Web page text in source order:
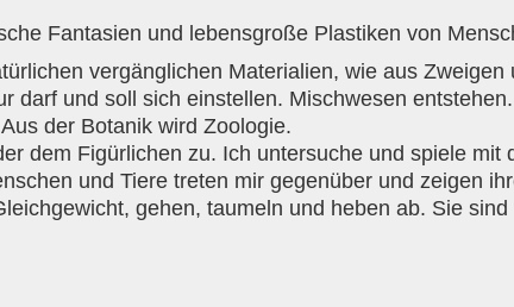
Fantasien und lebensgroße Plastiken von
vergänglichen Materialien, wie aus Zweigen
darf und soll sich einstellen. Mischwesen
der Botanik wird Zoologie.
dem Figürlichen zu. Ich untersuche und spiele mit
und Tiere treten mir gegenüber und zeigen
gehen, taumeln und heben ab. Sie